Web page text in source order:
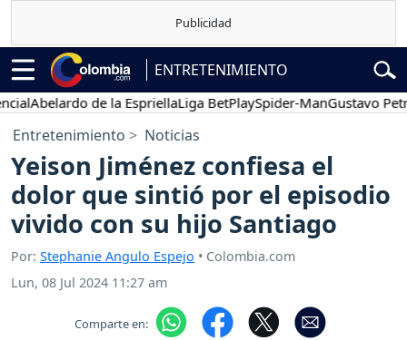
ENTRETENIMIENTO
Abelardo de la EspriellaLiga BetPlaySpider-ManGustavo Petro
Entretenimiento Noticias
Yeison Jiménez confiesa el
dolor que sintió por el episodio
vivido con su hijo Santiago
Por: Stephanie Angulo Espejo • Colombia.com
Lun, 08 Jul 2024 11:27 am
Comparte en: